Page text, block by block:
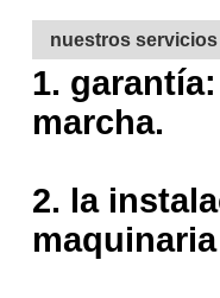
nuestros servicios
1.
marcha.
2. la